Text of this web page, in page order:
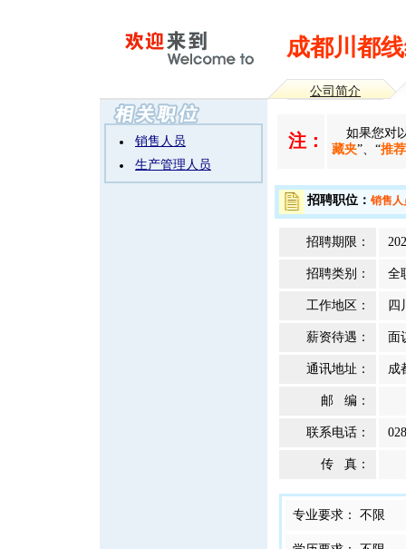
成都川都
公司简介
销售人员
生产管理人员
注：
如果您对
藏夹”、“推
招聘职位： 销售人
招聘期限：
招聘类别： 全
工作地区： 四
薪资待遇： 面
通讯地址： 成
邮 编：
联系电话：
传 真：
专业要求： 不限